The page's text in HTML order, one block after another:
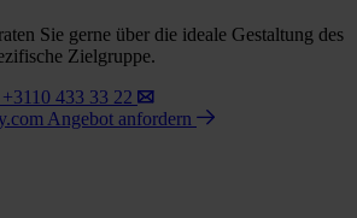
Sie gerne über die ideale Gestaltung des
Zielgruppe.
433 33 22
Angebot anfordern